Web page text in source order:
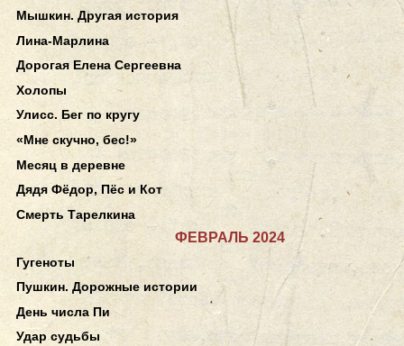
Мышкин. Другая история
Лина-Марлина
Дорогая Елена Сергеевна
Холопы
Улисс. Бег по кругу
«Мне скучно, бес!»
Месяц в деревне
Дядя Фёдор, Пёс и Кот
Смерть Тарелкина
ФЕВРАЛЬ 2024
Гугеноты
Пушкин. Дорожные истории
День числа Пи
Удар судьбы